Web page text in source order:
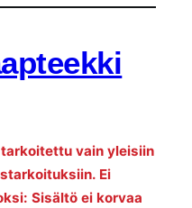
vain yleisiin
Ei
Sisältö ei korvaa